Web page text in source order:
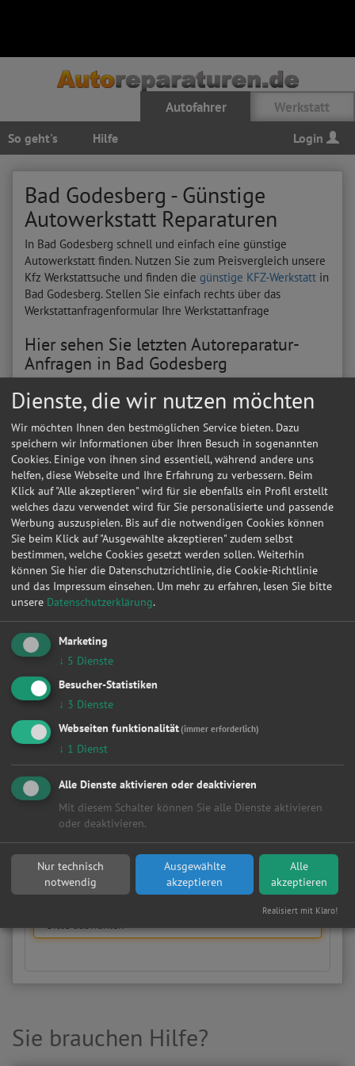
Autofahrer Werkstatt
So geht's Hilfe Login
Bad Godesberg - Günstige
Autowerkstatt Reparaturen
In Bad Godesberg schnell und einfach eine günstige
Autowerkstatt finden. Nutzen Sie zum Preisvergleich unsere
Kfz Werkstattsuche und finden die günstige KFZ-Werkstatt in
Bad Godesberg. Stellen Sie einfach rechts über das
Werkstattanfragenformular Ihre Werkstattanfrage
Hier sehen Sie letzten Autoreparatur-
Anfragen in Bad Godesberg
Werkstattleistungen
|Zahnriemen / Steuerkette|Bremsen| Kupplung Inspektion|
Auspuff|Anhängerkupplung|
Werkstattanfragen für
|Vw| Opel|Audi|Ford|Renault |Bmw|Mercedes-benz|Peugeot |Fiat
Werkstattanfragen in
|Berlin|Hamburg|München|Düsseldorf |Dortmund |Essen|Leipzig|
Frankfurt am Main|Stuttgart|
Datum Autohersteller Kfz-Modell Kfz-Typ
28.04.2014 16:33:15 Peugeot
29.01.2014 16:41:02 CHRYSLER SEBRING Cabriolet 2.0
07.08.2013 11:43:30
07.01.2013 17:19:16
Hier können Sie kostenlos Werkstattangebote einholen!
Manuell HSN/TSN
Wählen Sie Hersteller und Modell Ihres Fahrzeugs aus
den folgenden Listen aus.
Fahrzeugtyp:
Hersteller:
Sie brauchen Hilfe?
Dienste, die wir nutzen möchten
Wir möchten Ihnen den bestmöglichen Service bieten. Dazu
speichern wir Informationen über Ihren Besuch in sogenannten
Cookies. Einige von ihnen sind essentiell, während andere uns
helfen, diese Webseite und Ihre Erfahrung zu verbessern. Beim
Klick auf "Alle akzeptieren" wird für sie ebenfalls ein Profil erstellt
welches dazu verwendet wird für Sie personalisierte und passende
Werbung auszuspielen. Bis auf die notwendigen Cookies können
Sie beim Klick auf "Ausgewählte akzeptieren" zudem selbst
bestimmen, welche Cookies gesetzt werden sollen. Weiterhin
können Sie hier die Datenschutzrichtlinie, die Cookie-Richtlinie
und das Impressum einsehen. Um mehr zu erfahren, lesen Sie bitte
unsere Datenschutzerklärung.
Marketing
↓ 5 Dienste
Besucher-Statistiken
↓ 3 Dienste
Webseiten funktionalität(immer erforderlich)
↓ 1 Dienst
Alle Dienste aktivieren oder deaktivieren
Mit diesem Schalter können Sie alle Dienste aktivieren
oder deaktivieren.
Nur technisch
notwendig
Ausgewählte
akzeptieren
Alle
akzeptieren
Realisiert mit Klaro!